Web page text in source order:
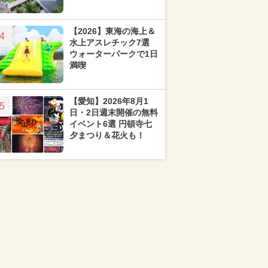
4
【2026】東海の海上＆
水上アスレチック7選
ウォーターパークで1日
満喫
5
【愛知】2026年8月1
日・2日週末開催の無料
イベント6選 円頓寺七
夕まつり＆花火も！